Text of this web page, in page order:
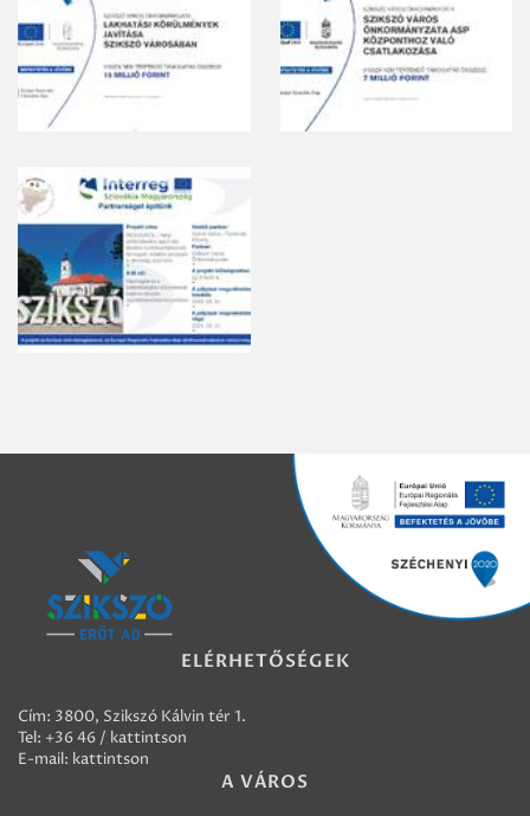
ELÉRHETŐSÉGEK
Cím: 3800, Szikszó Kálvin tér 1.
Tel: +36 46 / kattintson
E-mail: kattintson
A VÁROS